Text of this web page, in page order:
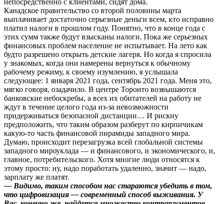
непосредственно с клиентами, сидят дома.
Канадское правительство со второй половины марта
выплачивает достаточно серьезные деньги всем, кто исправно
платил налоги в прошлом году. Понятно, что в конце года с
этих сумм также будут взысканы налоги. Пока же серьезных
финансовых проблем население не испытывает. На лето как
будто разрешено открыть детские лагеря. Но когда я спросила
у знакомых, когда они намерены вернуться к обычному
рабочему режиму, к своему изумлению, я услышала
следующее: 1 января 2021 года, сентябрь 2021 года. Меня это,
мягко говоря, озадачило. В центре Торонто возвышаются
банковские небоскребы, а всех их обитателей на работу не
ждут в течение целого года из-за невозможности
придерживаться безопасной дистанции… И рискну
предположить, что таким образом разберут по кирпичикам
какую-то часть финансовой пирамиды западного мира.
Думаю, происходит перезагрузка всей глобальной системы
западного мироуклада — и финансового, и экономического, и,
главное, потребительского. Хотя многие люди относятся к
этому просто: ну, надо поработать удаленно, значит — надо,
зарплату же платят.
— Видимо, таким способом нас стараются убедить в том,
что цифровизация — современный способ выживания. У